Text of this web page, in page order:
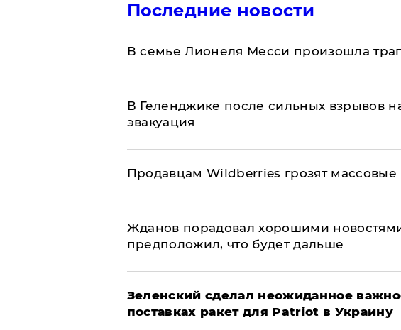
Последние новости
В семье Лионеля Месси произошла
В Геленджике после сильных взрывов
эвакуация
Продавцам Wildberries грозят массовые
Жданов порадовал хорошими
предположил, что будет дальше
Зеленский сделал неожиданное
поставках ракет для Patriot в Украину